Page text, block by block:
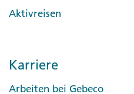
Aktivreisen
Karriere
Arbeiten bei Gebeco